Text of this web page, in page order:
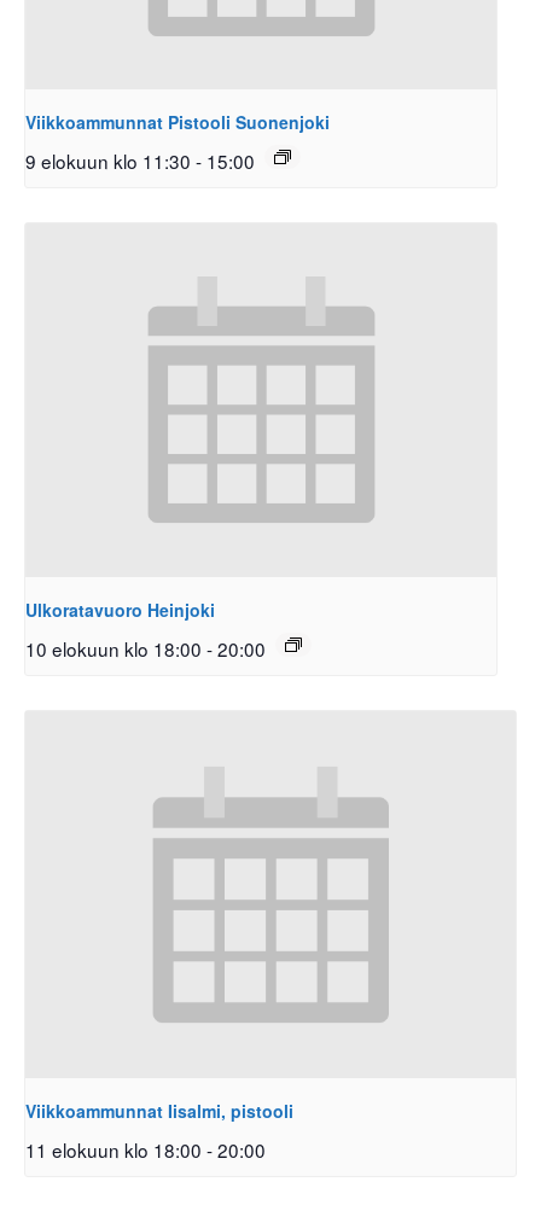
Viikkoammunnat Pistooli Suonenjoki
9 elokuun klo 11:30 - 15:00
Ulkoratavuoro Heinjoki
10 elokuun klo 18:00 -20:00
Viikkoammunnat Iisalmi, pistooli
11 elokuun klo 18:00 -20:00